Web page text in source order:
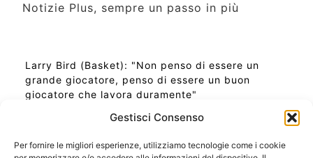
Gestisci Consenso
Per fornire le migliori esperienze, utilizziamo tecnologie come i cookie
Notizie Plus, sempre un passo in più
Larry Bird (Basket): "Non penso di essere un
grande giocatore, penso di essere un buon
giocatore che lavora duramente"